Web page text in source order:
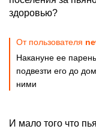
здоровью?
От пользователя
Накануне ее
подвезти его до
ними
И мало того что